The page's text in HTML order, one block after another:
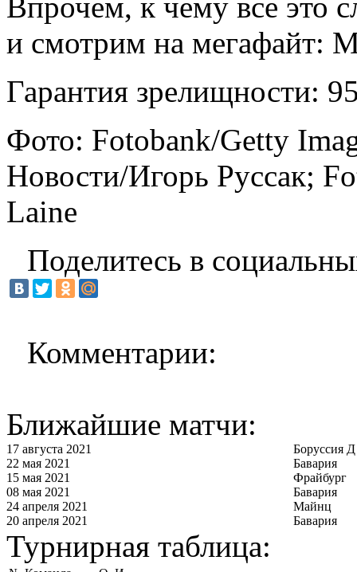
и смотрим на мегафайт:
Гарантия зрелищности:
Фото: Fotobank/Getty
Новости/Игорь Руссак;
Laine
Поделитесь в
Комментарии:
Ближайшие матчи:
17 августа 2021
Боруссия Д
22 мая 2021
Бавария
15 мая 2021
Фрайбург
08 мая 2021
Бавария
24 апреля 2021
Майнц
20 апреля 2021
Бавария
Турнирная таблица: